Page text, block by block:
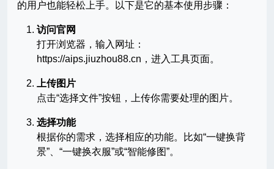
的用户也能轻松上手。以下是它的基本使用步骤：
访问官网
打开浏览器，输入网址：
https://aips.jiuzhou88.cn，进入工具页面。
上传图片
点击“选择文件”按钮，上传你需要处理的图片。
选择功能
根据你的需求，选择相应的功能。比如“一键换背
景”、“一键换衣服”或“智能修图”。